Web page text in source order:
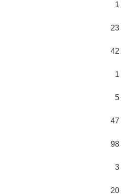
1
23
42
1
5
47
98
3
20